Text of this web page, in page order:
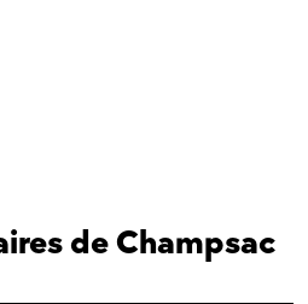
de Champsac